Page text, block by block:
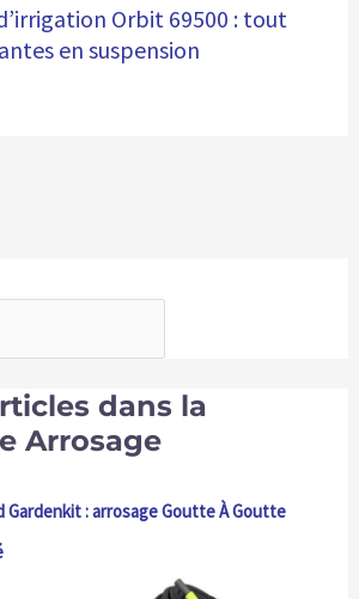
Orbit 69500 : tout
en suspension
dans la
Arrosage
Gardenkit : arrosage Goutte À Goutte